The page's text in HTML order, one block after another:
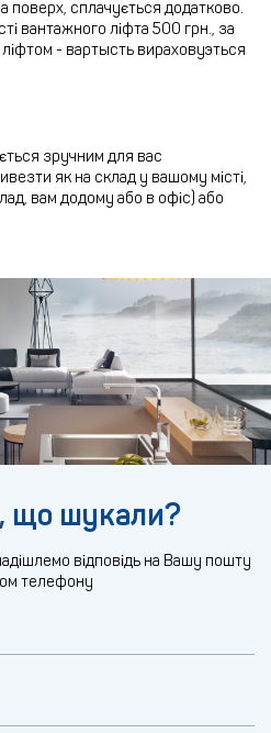
поверх, сплачується додатково.
вантажного ліфта 500 грн., за
ліфтом - вартысть вираховуэться
зручним для вас
як на склад у вашому місті,
вам додому або в офіс) або
що шукали?
відповідь на Вашу пошту
телефону